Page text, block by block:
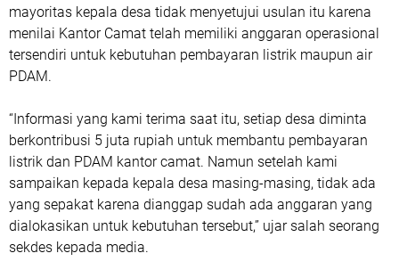
mayoritas kepala desa tidak menyetujui usulan itu karena
menilai Kantor Camat telah memiliki anggaran operasional
tersendiri untuk kebutuhan pembayaran listrik maupun air
PDAM.
“Informasi yang kami terima saat itu, setiap desa diminta
berkontribusi 5 juta rupiah untuk membantu pembayaran
listrik dan PDAM kantor camat. Namun setelah kami
sampaikan kepada kepala desa masing-masing, tidak ada
yang sepakat karena dianggap sudah ada anggaran yang
dialokasikan untuk kebutuhan tersebut,” ujar salah seorang
sekdes kepada media.